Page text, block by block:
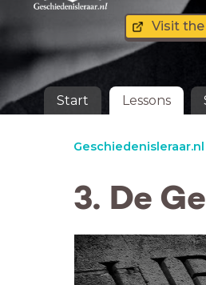
Visit
Start Lessons
Geschiedenisleraar.nl
3. De